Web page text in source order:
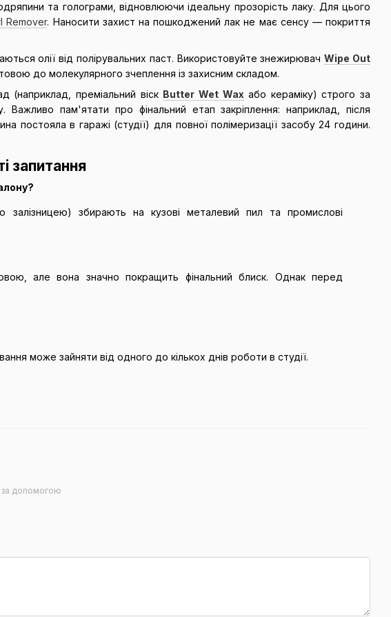
та голограми, відновлюючи ідеальну прозорість лаку. Для цього
Remover. Наносити захист на пошкоджений лак не має сенсу — покриття
олії від полірувальних паст. Використовуйте знежирювачWipe Out
до молекулярного зчеплення із захисним складом.
(наприклад, преміальний віск Butter Wet Wax або кераміку) строго за
пам'ятати про фінальний етап закріплення: наприклад, після
постояла в гаражі (студії) для повної полімеризації засобу 24 години.
запитання
залізницею) збирають на кузові металевий пил та промислові
але вона значно покращить фінальний блиск. Однак перед
може зайняти від одного до кількох днів роботи в студії.
за допомогою